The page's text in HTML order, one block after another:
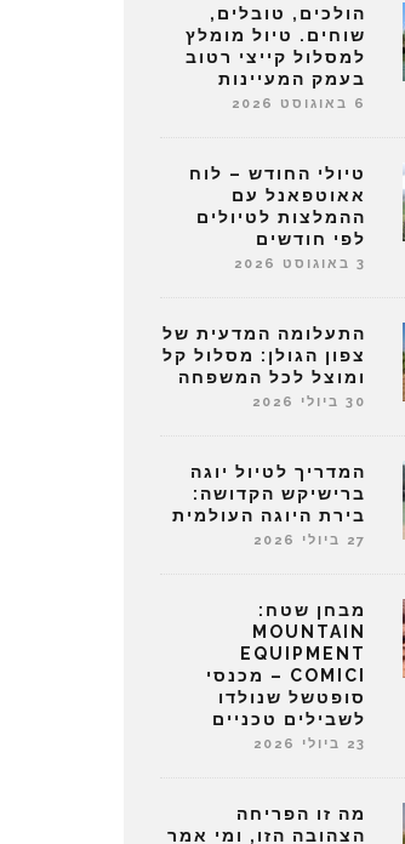
הולכים, טובלים,
שוחים. טיול מומלץ
למסלול קייצי רטוב
בעמק המעיינות
6 באוגוסט 2026
טיולי החודש – לוח
אאוטפאנל עם
ההמלצות לטיולים
לפי חודשים
3 באוגוסט 2026
התעלומה המדעית של
צפון הגולן: מסלול קל
ומוצל לכל המשפחה
30 ביולי 2026
המדריך לטיול יוגה
ברישיקש הקדושה:
בירת היוגה העולמית
27 ביולי 2026
מבחן שטח:
MOUNTAIN
EQUIPMENT
COMICI – מכנסי
סופטשל שנולדו
לשבילים טכניים
23 ביולי 2026
מה זו הפריחה
הצהובה הזו, ומי אמר